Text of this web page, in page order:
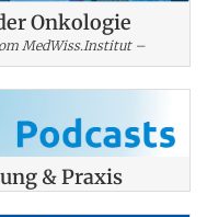
Onkologie
MedWiss.Institut –
& Praxis